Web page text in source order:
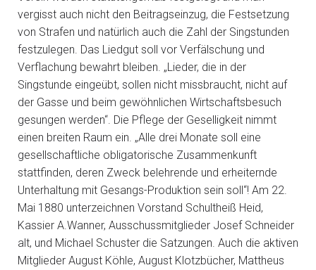
vergisst auch nicht den Beitragseinzug, die Festsetzung
von Strafen und natürlich auch die Zahl der Singstunden
festzulegen. Das Liedgut soll vor Verfälschung und
Verflachung bewahrt bleiben. „Lieder, die in der
Singstunde eingeübt, sollen nicht missbraucht, nicht auf
der Gasse und beim gewöhnlichen Wirtschaftsbesuch
gesungen werden“. Die Pflege der Geselligkeit nimmt
einen breiten Raum ein. „Alle drei Monate soll eine
gesellschaftliche obligatorische Zusammenkunft
stattfinden, deren Zweck belehrende und erheiternde
Unterhaltung mit Gesangs-Produktion sein soll“! Am 22.
Mai 1880 unterzeichnen Vorstand Schultheiß Heid,
Kassier A.Wanner, Ausschussmitglieder Josef Schneider
alt, und Michael Schuster die Satzungen. Auch die aktiven
Mitglieder August Köhle, August Klotzbücher, Mattheus